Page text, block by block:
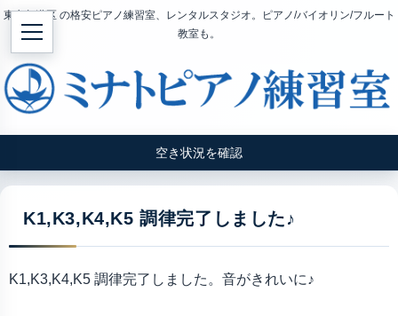
東京都港区 の格安ピアノ練習室、レンタルスタジオ。ピアノ/バイオリン/フルート
教室も。
空き状況を確認
K1,K3,K4,K5 調律完了しました♪
K1,K3,K4,K5 調律完了しました。音がきれいに♪